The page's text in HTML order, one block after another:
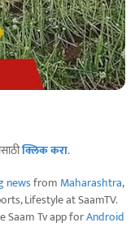
क्लिक करा.
newsfrom Maharashtra,
Lifestyle at SaamTV.
Saam Tv app forAndroid